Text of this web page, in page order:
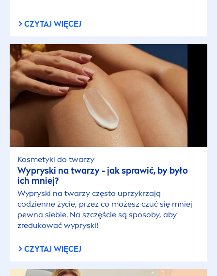
Skóra normalna
Skóra szara i zmęczona
Skóra tłusta
Skóra wrażliwa
Skóra z niedoskonałościami
Sucha skóra
Wszystkie typy skóry
RODZAJ WŁOSÓW
CZYTAJ WIĘCEJ
Kosmetyki do twarzy
Wypryski na twarzy - jak sprawić, by było
ich mniej?
Wypryski na twarzy często uprzykrzają
codzienne życie, przez co możesz czuć się mniej
pewna siebie. Na szczęście są sposoby, aby
zredukować wypryski!
CZYTAJ WIĘCEJ